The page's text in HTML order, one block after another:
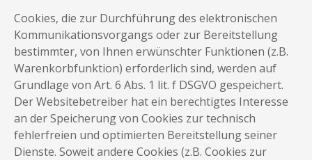
Cookies, die zur Durchführung des elektronischen
Kommunikationsvorgangs oder zur Bereitstellung
bestimmter, von Ihnen erwünschter Funktionen (z.B.
Warenkorbfunktion) erforderlich sind, werden auf
Grundlage von Art. 6 Abs. 1 lit. f DSGVO gespeichert.
Der Websitebetreiber hat ein berechtigtes Interesse
an der Speicherung von Cookies zur technisch
fehlerfreien und optimierten Bereitstellung seiner
Dienste. Soweit andere Cookies (z.B. Cookies zur